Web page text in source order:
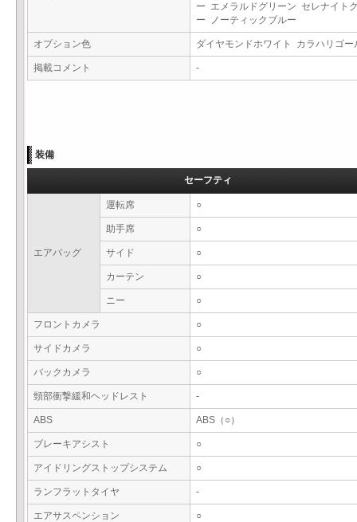
ー エメラルドグリーン セレナイト
ー ノーティックブルー
オプション色 ダイヤモンドホワイト カラハリゴ
掲載コメント -
装備
セーフティ
エアバッグ
運転席 ○
助手席 ○
サイド ○
カーテン ○
ニー ○
フロントカメラ ○
サイドカメラ ○
バックカメラ ○
頸部衝撃緩和ヘッドレスト -
ABS ABS（○）
ブレーキアシスト ○
アイドリングストップシステム ○
ランフラットタイヤ -
エアサスペンション ○